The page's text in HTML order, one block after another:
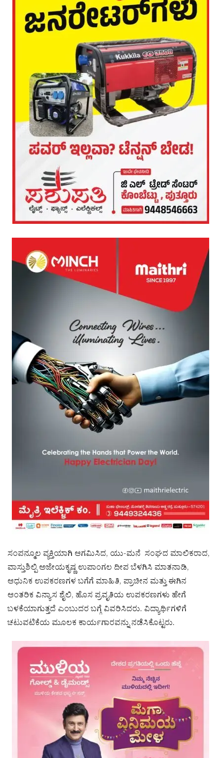
ಸಂಪನ್ಮೂಲ ವ್ಯಕ್ತಿಯಾಗಿ ಆಗಮಿಸಿದ, ಯು-ಮನೆ ಸಂಘದ ಮಾಲಿಕರಾದ,
ವಾಸ್ತುಶಿಲ್ಪಿ ಅಜೇಯಕೃಷ್ಣ ಉಪಾಂಗಲ ದೀಪ ಬೆಳಗಿಸಿ ಮಾತನಾಡಿ,
ಆಧುನಿಕ ಉಪಕರಣಗಳ ಬಗೆಗೆ ಮಾಹಿತಿ, ಪ್ರಾಚೀನ ಮತ್ತು ಈಗಿನ
ಆಂತರಿಕ ವಿನ್ಯಾಸ ಶೈಲಿ, ಹೊಸ ಪ್ರವೃತಿಯ ಉಪಕರಣಗಳು ಹೇಗೆ
ಬಳಕೆಯಾಗುತ್ತದೆ ಎಂಬುದರ ಬಗ್ಗೆ ವಿವರಿಸಿದರು. ವಿದ್ಯಾರ್ಥಿಗಳಿಗೆ
ಚಟುವಟಿಕೆಯ ಮೂಲಕ ಕಾರ್ಯಗಾರವನ್ನು ನಡೆಸಿಕೊಟ್ಟರು.